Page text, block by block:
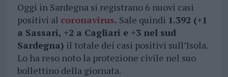
Oggi in Sardegna si registrano 6 nuovi casi
positivi al coronavirus. Sale quindi 1.392 (+1
a Sassari, +2 a Cagliari e +3 nel sud
Sardegna) il totale dei casi positivi sull’Isola.
Lo ha reso noto la protezione civile nel suo
bollettino della giornata.